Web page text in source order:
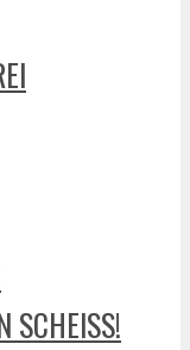
SCHEISS!